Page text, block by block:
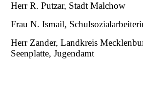
Herr R. Putzar, Stadt Malchow
Frau N. Ismail,
Herr Zander, Landkreis
Seenplatte, Jugendamt